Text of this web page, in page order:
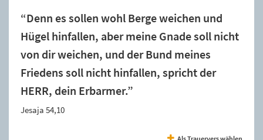
“Denn es sollen wohl Berge weichen und
Hügel hinfallen, aber meine Gnade soll nicht
von dir weichen, und der Bund meines
Friedens soll nicht hinfallen, spricht der
HERR, dein Erbarmer.”
Jesaja 54,10
Als Trauervers wählen